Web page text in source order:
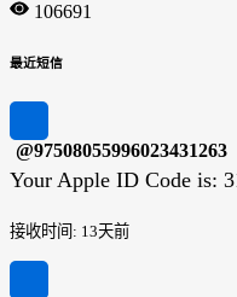
106691
最近短信
@97508055996023431263
Your Apple ID Code is:
接收时间: 13天前